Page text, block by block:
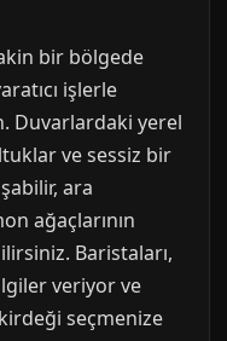
bir bölgede
işlerle
Duvarlardaki yerel
ve sessiz bir
ara
ağaçlarının
Baristaları,
veriyor ve
seçmenize